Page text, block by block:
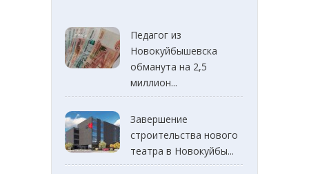
Педагог из
Новокуйбышевска
обманута на 2,5
миллион...
Завершение
строительства нового
театра в Новокуйбы...